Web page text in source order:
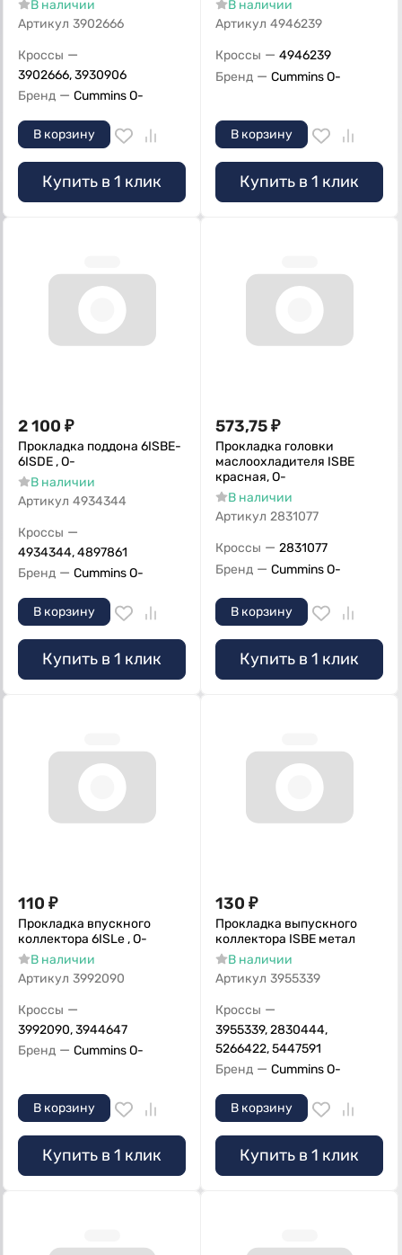
В наличии
Артикул 3902666
Кроссы —
3902666, 3930906
Бренд — Cummins O-
В корзину
Купить в 1 клик
В наличии
Артикул 4946239
Кроссы — 4946239
Бренд — Cummins O-
В корзину
Купить в 1 клик
2 100 ₽
Прокладка поддона 6ISBE-
6ISDE , O-
В наличии
Артикул 4934344
Кроссы —
4934344, 4897861
Бренд — Cummins O-
В корзину
Купить в 1 клик
573,75₽
Прокладка головки
маслоохладителя ISBE
красная, О-
В наличии
Артикул 2831077
Кроссы — 2831077
Бренд — Cummins O-
В корзину
Купить в 1 клик
110 ₽
Прокладка впускного
коллектора 6ISLe , О-
В наличии
Артикул 3992090
Кроссы —
3992090, 3944647
Бренд — Cummins O-
В корзину
Купить в 1 клик
130 ₽
Прокладка выпускного
коллектора ISBE метал
В наличии
Артикул 3955339
Кроссы —
3955339, 2830444,
5266422, 5447591
Бренд — Cummins O-
В корзину
Купить в 1 клик